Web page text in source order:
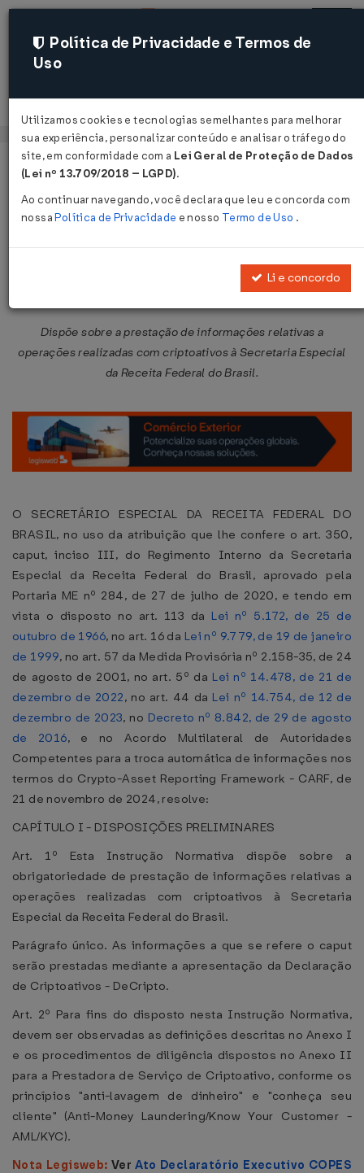
Acessar
Página Inicial Legislações
Instrução Normativa RFB Nº 2291
Dispõe sobre a prestação de informações relativas a
operações realizadas com criptoativos à Secretaria Especial
da Receita Federal do Brasil.
O SECRETÁRIO ESPECIAL DA RECEITA FEDERAL DO
BRASIL, no uso da atribuição que lhe confere o art. 350,
caput, inciso III, do Regimento Interno da Secretaria
Especial da Receita Federal do Brasil, aprovado pela
Portaria ME nº 284, de 27 de julho de 2020, e tendo em
vista o disposto no art. 113 da Lei nº 5.172, de 25 de
outubro de 1966, no art. 16 da Lei nº 9.779, de 19 de janeiro
de 1999, no art. 57 da Medida Provisória nº 2.158-35, de 24
de agosto de 2001, no art. 5º da Lei nº 14.478, de 21 de
dezembro de 2022, no art. 44 da Lei nº 14.754, de 12 de
dezembro de 2023, no Decreto nº 8.842, de 29 de agosto
de 2016, e no Acordo Multilateral de Autoridades
Competentes para a troca automática de informações nos
termos do Crypto-Asset Reporting Framework - CARF, de
21 de novembro de 2024, resolve:
CAPÍTULO I - DISPOSIÇÕES PRELIMINARES
Art. 1º Esta Instrução Normativa dispõe sobre a
obrigatoriedade de prestação de informações relativas a
operações realizadas com criptoativos à Secretaria
Especial da Receita Federal do Brasil.
Parágrafo único. As informações a que se refere o caput
serão prestadas mediante a apresentação da Declaração
de Criptoativos - DeCripto.
Art. 2º Para fins do disposto nesta Instrução Normativa,
devem ser observadas as definições descritas no Anexo I
e os procedimentos de diligência dispostos no Anexo II
para a Prestadora de Serviço de Criptoativo, conforme os
princípios "anti-lavagem de dinheiro" e "conheça seu
cliente" (Anti-Money Laundering/Know Your Customer -
AML/KYC).
Nota Legisweb: VerAto Declaratório Executivo COPES
Política de Privacidade e Termos de
Uso
Utilizamos cookies e tecnologias semelhantes para melhorar
sua experiência, personalizar conteúdo e analisar o tráfego do
site, em conformidade com a Lei Geral de Proteção de Dados
(Lei nº 13.709/2018 – LGPD).
Ao continuar navegando, você declara que leu e concorda com
nossaPolítica de Privacidade e nosso Termo de Uso .
Li e concordo